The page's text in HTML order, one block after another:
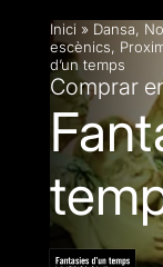
Inici » Dansa,
escènics,
d’un temps
Comprar